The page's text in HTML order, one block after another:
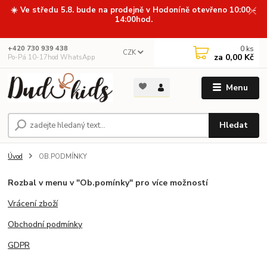
☀️ Ve středu 5.8. bude na prodejně v Hodoníně otevřeno 10:00 -
14:00hod.
Menu
CZK
Hledat
+420 730 939 438
Po-Pá 10-17hod WhatsApp
0 ks
za 0,00 Kč
Úvod OB.PODMÍNKY
Rozbal v menu v "Ob.pomínky" pro více možností
Vrácení zboží
Obchodní podmínky
GDPR